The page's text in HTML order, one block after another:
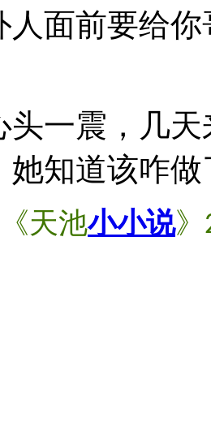
人面前要给
震，几天
她知道该咋做
天池小小说》